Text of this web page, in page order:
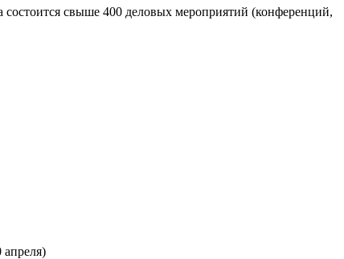
свыше 400 деловых мероприятий (конференций,